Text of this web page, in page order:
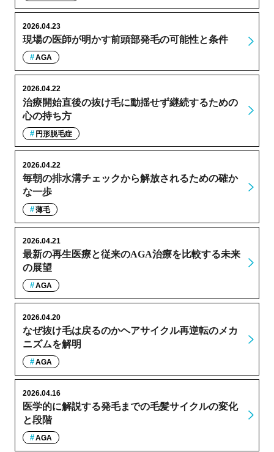
現場の医師が明かす前頭部発毛の可能性と条件
2026.04.23
AGA
治療開始直後の抜け毛に動揺せず継続するための
心の持ち方
2026.04.22
円形脱毛症
毎朝の排水溝チェックから解放されるための確か
な一歩
2026.04.22
薄毛
最新の再生医療と従来のAGA治療を比較する未来
の展望
2026.04.21
AGA
なぜ抜け毛は戻るのかヘアサイクル再逆転のメカ
ニズムを解明
2026.04.20
AGA
医学的に解説する発毛までの毛髪サイクルの変化
と段階
2026.04.16
AGA